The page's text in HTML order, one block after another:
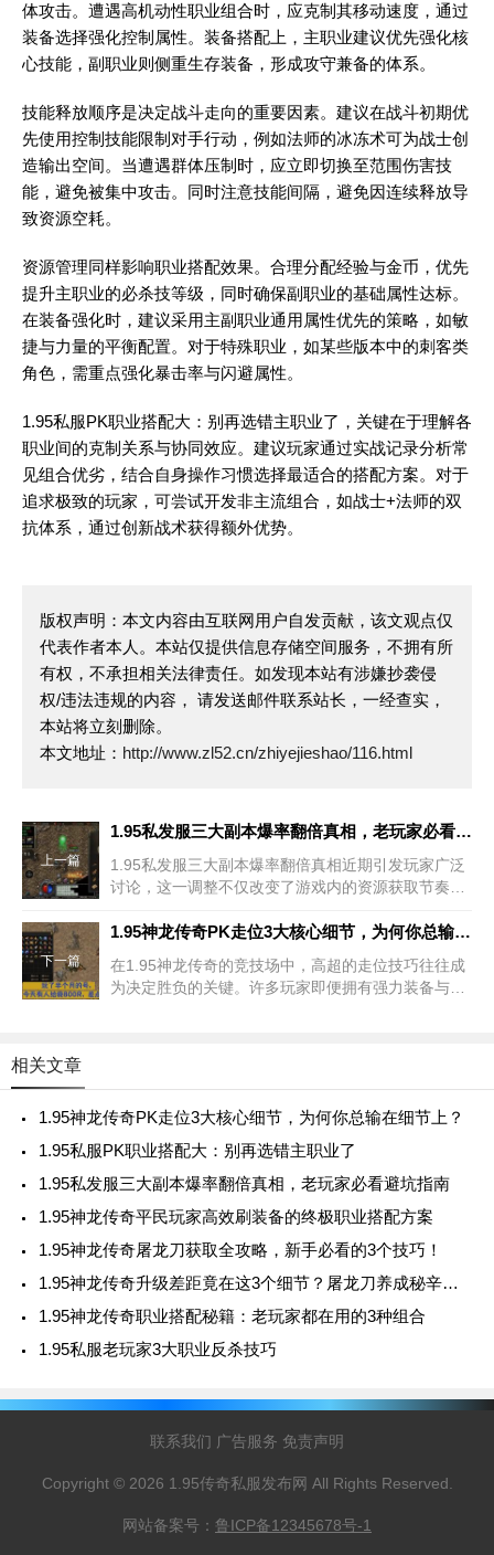
体攻击。遭遇高机动性职业组合时，应克制其移动速度，通过
装备选择强化控制属性。装备搭配上，主职业建议优先强化核
心技能，副职业则侧重生存装备，形成攻守兼备的体系。
技能释放顺序是决定战斗走向的重要因素。建议在战斗初期优
先使用控制技能限制对手行动，例如法师的冰冻术可为战士创
造输出空间。当遭遇群体压制时，应立即切换至范围伤害技
能，避免被集中攻击。同时注意技能间隔，避免因连续释放导
致资源空耗。
资源管理同样影响职业搭配效果。合理分配经验与金币，优先
提升主职业的必杀技等级，同时确保副职业的基础属性达标。
在装备强化时，建议采用主副职业通用属性优先的策略，如敏
捷与力量的平衡配置。对于特殊职业，如某些版本中的刺客类
角色，需重点强化暴击率与闪避属性。
1.95私服PK职业搭配大：别再选错主职业了，关键在于理解各
职业间的克制关系与协同效应。建议玩家通过实战记录分析常
见组合优劣，结合自身操作习惯选择最适合的搭配方案。对于
追求极致的玩家，可尝试开发非主流组合，如战士+法师的双
抗体系，通过创新战术获得额外优势。
版权声明：本文内容由互联网用户自发贡献，该文观点仅
代表作者本人。本站仅提供信息存储空间服务，不拥有所
有权，不承担相关法律责任。如发现本站有涉嫌抄袭侵
权/违法违规的内容， 请发送邮件联系站长，一经查实，
本站将立刻删除。
本文地址： http://www.zl52.cn/zhiyejieshao/116.html
上一篇
1.95私发服三大副本爆率翻倍真相，老玩家必看避坑指南
1.95私发服三大副本爆率翻倍真相近期引发玩家广泛
讨论，这一调整不仅改变了游戏内的资源获取节奏，
为深耕热血传奇游戏多年的资深玩家，有必要深入剖
南
下一篇
1.95神龙传奇PK走位3大核心细节，为何你总输在细节上？
在1.95神龙传奇的竞技场中，高超的走位技巧往往成
为决定胜负的关键。许多玩家即便拥有强力装备与技
相关文章
1.95神龙传奇PK走位3大核心细节，为何你总输在细节上？
1.95私服PK职业搭配大：别再选错主职业了
1.95私发服三大副本爆率翻倍真相，老玩家必看避坑指南
1.95神龙传奇平民玩家高效刷装备的终极职业搭配方案
1.95神龙传奇屠龙刀获取全攻略，新手必看的3个技巧！
1.95神龙传奇升级差距竟在这3个细节？屠龙刀养成秘辛曝光
1.95神龙传奇职业搭配秘籍：老玩家都在用的3种组合
1.95私服老玩家3大职业反杀技巧
联系我们 广告服务 免责声明
Copyright © 2026 1.95传奇私服发布网 All Rights Reserved.
网站备案号： 鲁ICP备12345678号-1